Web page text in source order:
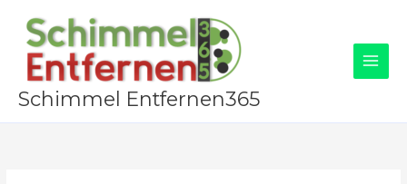
Inhalt
springen
Schimmel Entfernen365